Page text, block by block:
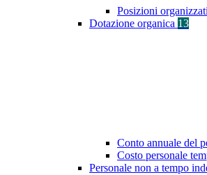
Posizioni
Dotazione organica 13
Conto annuale del
Costo personale
Personale non a tempo